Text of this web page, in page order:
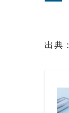
出典：